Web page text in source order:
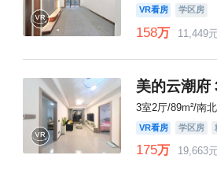
VR看房 学区房
158万 11,449
美的云潮府
3室2厅/89m²/南
VR看房 学区房
175万 19,663